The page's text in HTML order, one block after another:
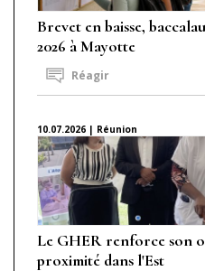
Brevet en baisse,
2026 à Mayotte
Réagir
10.07.2026 | Réunion
Le GHER renforce son
proximité dans l'Est